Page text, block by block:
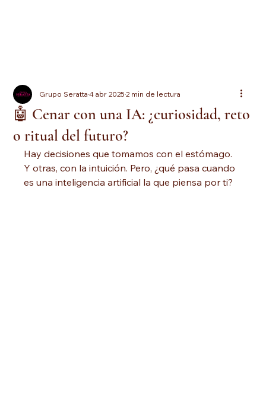
🤖 Cenar con una IA: ¿curiosidad, reto
o ritual del futuro?
Grupo Seratta4 abr 20252 min de lectura
Hay decisiones que tomamos con el estómago.
Y otras, con la intuición. Pero, ¿qué pasa cuando
es una inteligencia artificial la que piensa por ti?